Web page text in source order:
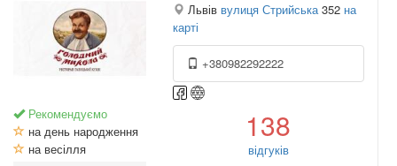
Рекомендуємо
на день народження
на весілля
Львів вулиця Стрийська352 на
карті
+380982292222
138
відгуків